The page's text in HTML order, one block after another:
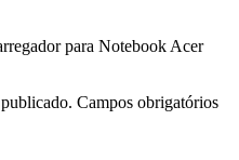
para Notebook Acer
Campos obrigatórios